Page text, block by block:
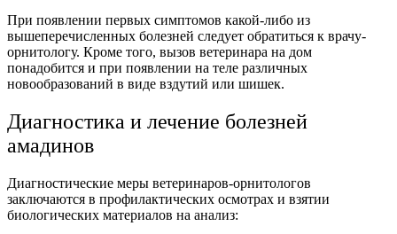
При появлении первых симптомов какой-либо из
вышеперечисленных болезней следует обратиться к врачу-
орнитологу. Кроме того, вызов ветеринара на дом
понадобится и при появлении на теле различных
новообразований в виде вздутий или шишек.
Диагностика и лечение болезней
амадинов
Диагностические меры ветеринаров-орнитологов
заключаются в профилактических осмотрах и взятии
биологических материалов на анализ: